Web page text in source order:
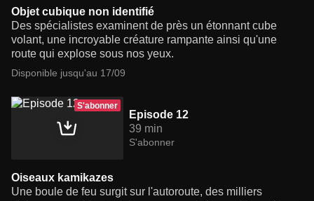
Objet cubique non identifié
Des spécialistes examinent de près un étonnant cube
volant, une incroyable créature rampante ainsi qu'une
route qui explose sous nos yeux.
Disponible jusqu'au 17/09
S'abonner
Episode 12
39 min
S'abonner
Oiseaux kamikazes
Une boule de feu surgit sur l'autoroute, des milliers